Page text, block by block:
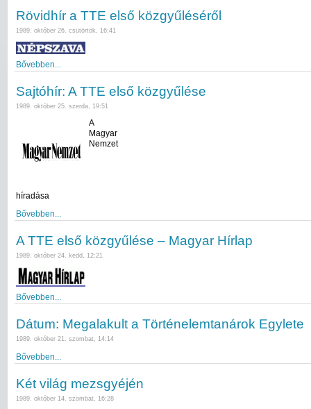
Rövidhír a TTE első közgyűléséről
1989. október 26. csütörtök, 16:41
Bővebben...
Sajtóhír: A TTE első közgyűlése
1989. október 25. szerda, 19:51
A
Magyar
Nemzet
híradása
Bővebben...
A TTE első közgyűlése – Magyar Hírlap
1989. október 24. kedd, 12:21
Bővebben...
Dátum: Megalakult a Történelemtanárok Egylete
1989. október 21. szombat, 14:14
Bővebben...
Két világ mezsgyéjén
1989. október 14. szombat, 16:28